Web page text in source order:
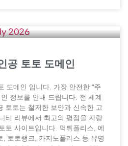
공 토토 도메인
도메인 입니다. 가장 안전한 “주
정보를 안내 드립니다. 전 세계
토토는 철저한 보안과 신속한 고
티 리뷰에서 최고의 평점을 자랑
토 사이트입니다. 먹튀폴리스, 에
, 토토랭크, 카지노폴리스 등 유명